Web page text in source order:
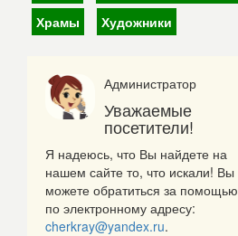
Храмы
Художники
Администратор
Уважаемые
посетители!
Я надеюсь, что Вы найдете на
нашем сайте то, что искали! Вы
можете обратиться за помощью
по электронному адресу:
cherkray@yandex.ru.